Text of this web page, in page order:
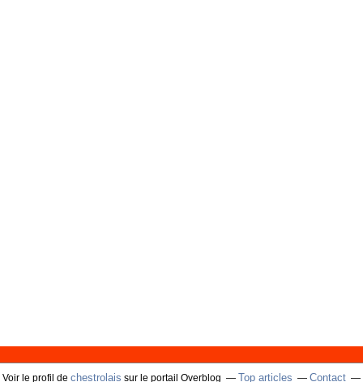
Voir le profil de chestrolais sur le portail Overblog Top articles Contact